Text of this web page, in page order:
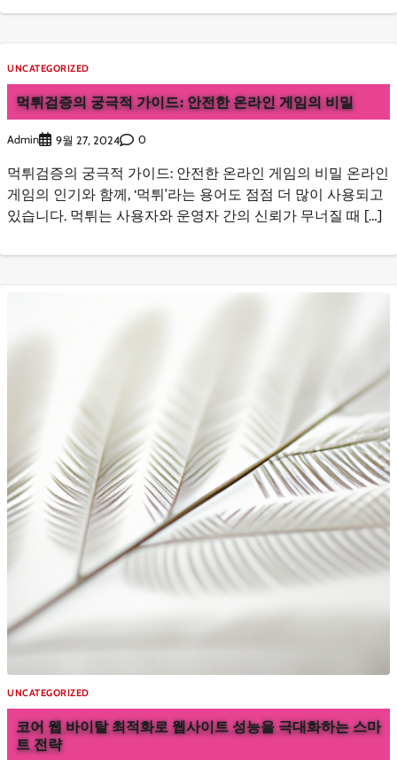
UNCATEGORIZED
먹튀검증의 궁극적 가이드: 안전한 온라인 게임의 비밀
Admin 9월 27, 2024 0
먹튀검증의 궁극적 가이드: 안전한 온라인 게임의 비밀 온라인
게임의 인기와 함께, ‘먹튀’라는 용어도 점점 더 많이 사용되고
있습니다. 먹튀는 사용자와 운영자 간의 신뢰가 무너질 때 […]
UNCATEGORIZED
코어 웹 바이탈 최적화로 웹사이트 성능을 극대화하는 스마
트 전략